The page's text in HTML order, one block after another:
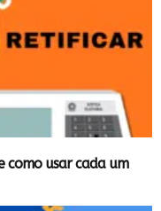
como usar cada um